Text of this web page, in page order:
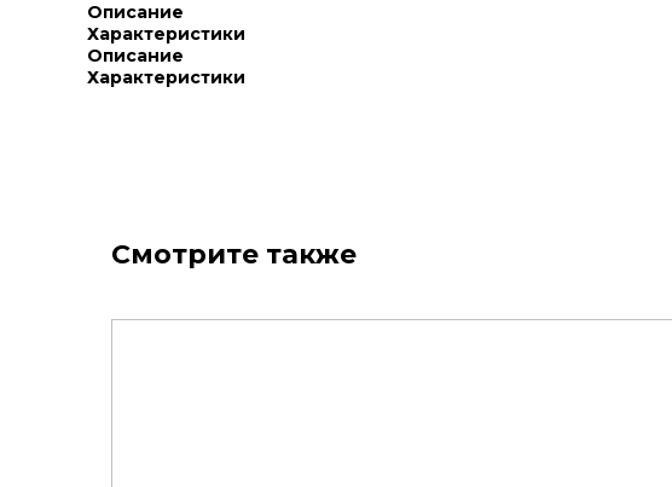
Описание
Характеристики
Описание
Характеристики
Смотрите также